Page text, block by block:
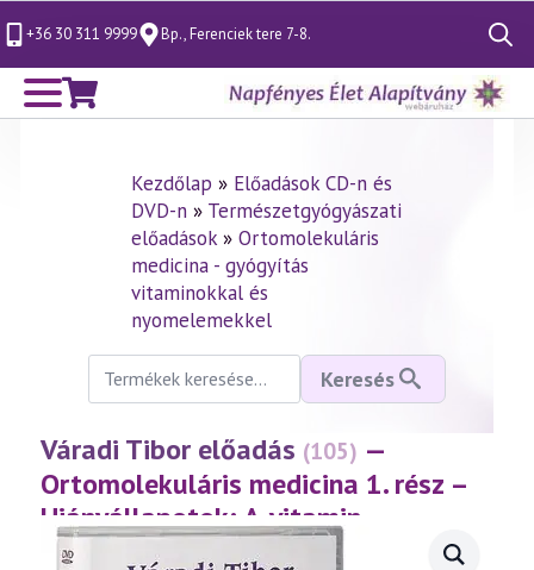
+36 30 311 9999 Bp., Ferenciek tere 7-8.
Search
for:
Kezdőlap » Előadások CD-n és
DVD-n» Természetgyógyászati
előadások» Ortomolekuláris
medicina - gyógyítás
vitaminokkal és
nyomelemekkel
Keresés
következőre:
Keresés
Váradi Tibor előadás (105) —
Ortomolekuláris medicina 1. rész –
Hiányállapotok; A-vitamin
(1999.05.16.)